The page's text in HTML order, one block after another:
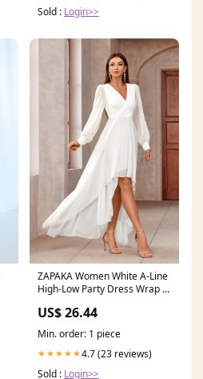
Sold : Login>>
ZAPAKA Women White A-Line
High-Low Party Dress Wrap V
Dress, White / M
US$ 26.44
Min. order: 1 piece
★★★★★4.7 (23 reviews)
Sold : Login>>